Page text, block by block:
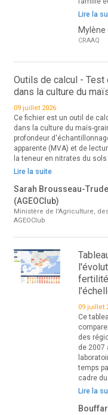
Lire la
Mylène
CRAAQ
Outils de calcul - Test
dans la culture du
09 juillet 2026
Ce fichier est un outil de
dans la culture du maïs-
profondeur
apparente (MVA) et de
la teneur en nitrates du sols
Lire la suite
Sarah Brousseau-
(AGEOClub)
Ministère de l'Agriculture,
AGEOClub
09 juillet
Ce
des
de 2007
temps
cadre
Lire la